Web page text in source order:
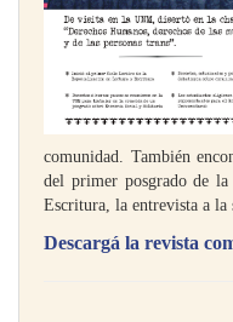
comunidad. También
del primer posgrado de
Escritura, la entrevista a la
Descargá la revista